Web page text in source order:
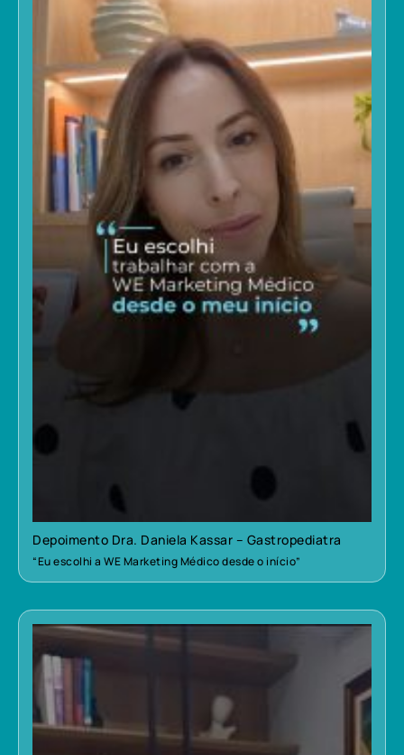
Depoimento Dra. Daniela Kassar – Gastropediatra
“Eu escolhi a WE Marketing Médico desde o início”